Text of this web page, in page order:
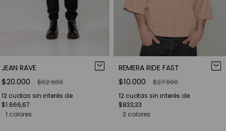
JEAN RAVE
$20.000 $62.900
12 cuotas sin interés de
$1.666,67
1 colores
REMERA RIDE FAST
$10.000 $27.900
12 cuotas sin interés de
$833,33
3 colores